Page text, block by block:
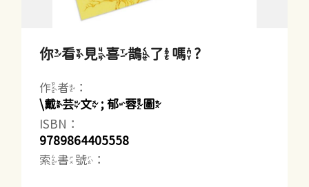
你看見喜鵲了嗎?
作者：
\戴芸文 ; 郁蓉圖
ISBN：
9789864405558
索書號：